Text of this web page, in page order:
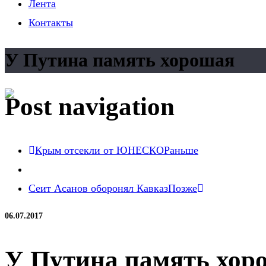
Лента
Контакты
У Путина память хорошая
Post navigation
Крым отсекли от ЮНЕСКОРаньше
Сеит Асанов оборонял КавказПозже
06.07.2017
У Путина память